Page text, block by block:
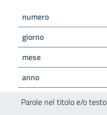
numero
giorno
mese
anno
Parole nel titolo e/o testo